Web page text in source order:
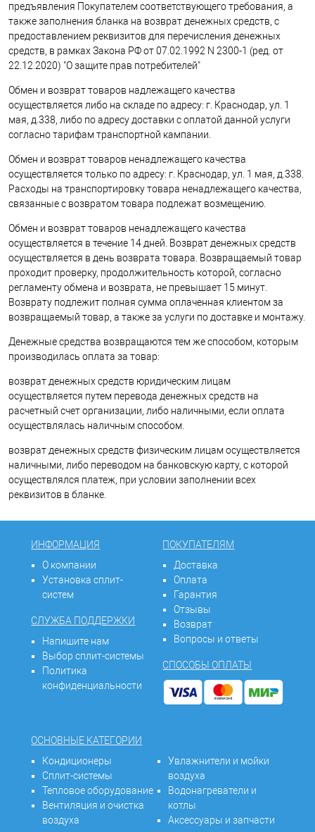
предъявления Покупателем соответствующего требования, а
также заполнения бланка на возврат денежных средств, с
предоставлением реквизитов для перечисления денежных
средств, в рамках Закона РФ от 07.02.1992 N 2300-1 (ред. от
22.12.2020) "О защите прав потребителей"
Обмен и возврат товаров надлежащего качества
осуществляется либо на складе по адресу: г. Краснодар, ул. 1
мая, д.338, либо по адресу доставки с оплатой данной услуги
согласно тарифам транспортной кампании.
Обмен и возврат товаров ненадлежащего качества
осуществляется только по адресу: г. Краснодар, ул. 1 мая, д.338.
Расходы на транспортировку товара ненадлежащего качества,
связанные с возвратом товара подлежат возмещению.
Обмен и возврат товаров ненадлежащего качества
осуществляется в течение 14 дней. Возврат денежных средств
осуществляется в день возврата товара. Возвращаемый товар
проходит проверку, продолжительность которой, согласно
регламенту обмена и возврата, не превышает 15 минут.
Возврату подлежит полная сумма оплаченная клиентом за
возвращаемый товар, а также за услуги по доставке и монтажу.
Денежные средства возвращаются тем же способом, которым
производилась оплата за товар:
возврат денежных средств юридическим лицам
осуществляется путем перевода денежных средств на
расчетный счет организации, либо наличными, если оплата
осуществлялась наличным способом.
возврат денежных средств физическим лицам осуществляется
наличными, либо переводом на банковскую карту, с которой
осуществлялся платеж, при условии заполнении всех
реквизитов в бланке.
ИНФОРМАЦИЯ
О компании
Установка сплит-
систем
СЛУЖБА ПОДДЕРЖКИ
Напишите нам
Выбор сплит-системы
Политика
конфиденциальности
ПОКУПАТЕЛЯМ
Доставка
Оплата
Гарантия
Отзывы
Возврат
Вопросы и ответы
СПОСОБЫ ОПЛАТЫ
ОСНОВНЫЕ КАТЕГОРИИ
Кондиционеры
Сплит-системы
Тепловое оборудование
Вентиляция и очистка
воздуха
Увлажнители и мойки
воздуха
Водонагреватели и
котлы
Аксессуары и запчасти